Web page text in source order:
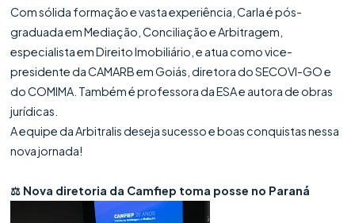
Com sólida formação e vasta experiência, Carla é pós-
graduada em Mediação, Conciliação e Arbitragem,
especialista em Direito Imobiliário, e atua como vice-
presidente da CAMARB em Goiás, diretora do SECOVI-GO e
do COMIMA. Também é professora da ESA e autora de obras
jurídicas.
A equipe da Arbitralis deseja sucesso e boas conquistas nessa
nova jornada!
⚖️ Nova diretoria da Camfiep toma posse no Paraná